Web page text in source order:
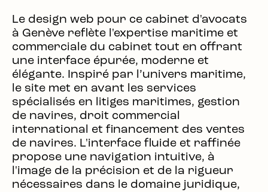
Le design web pour ce cabinet d'avocats
à Genève reflète l'expertise maritime et
commerciale du cabinet tout en offrant
une interface épurée, moderne et
élégante. Inspiré par l’univers maritime,
le site met en avant les services
spécialisés en litiges maritimes, gestion
de navires, droit commercial
international et financement des ventes
de navires. L'interface fluide et raffinée
propose une navigation intuitive, à
l'image de la précision et de la rigueur
nécessaires dans le domaine juridique,